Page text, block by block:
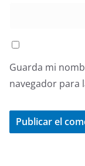
Guarda mi
navegador para